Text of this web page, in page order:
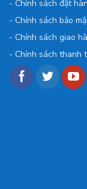
- Chính sách đặt
- Chính sách bảo
- Chính sách giao
- Chính sách thanh